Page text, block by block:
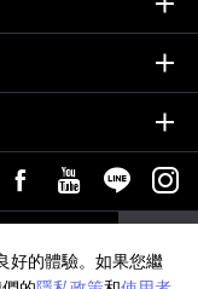
好的體驗。如果您繼
FB粉絲專頁[另開新
YouTube頻道[
加入 追